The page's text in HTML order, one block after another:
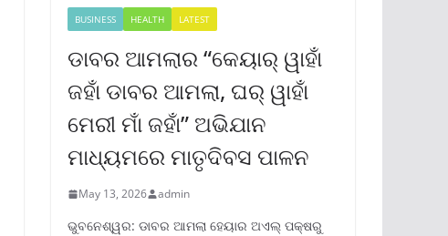
BUSINESS HEALTH LATEST
ଡାବର ଆମଲାର “କେୟାର୍ ୱାହାଁ
ଜହାଁ ଡାବର ଆମଲା, ଘର୍ ୱାହାଁ
ମେରୀ ମାଁ ଜହାଁ” ଅଭିଯାନ
ମାଧ୍ୟମରେ ମାତୃଦିବସ ପାଳନ
May 13, 2026 admin
ଭୁବନେଶ୍ୱର: ଡାବର ଆମଲା ହେୟାର ଅଏଲ୍ ପକ୍ଷରୁ